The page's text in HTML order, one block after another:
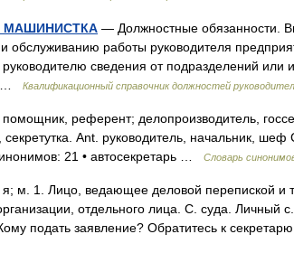
МАШИНИСТКА — Должностные обязанности.
обслуживанию работы руководителя
сведения от подразделений или
…
Квалификационный справочник должностей
референт; делопроизводитель,
секретутка. Ant. руководитель, начальник,
21 • автосекретарь …
Словарь
м. 1. Лицо, ведающее деловой перепиской и
отдельного лица. С. суда. Личный
подать заявление? Обратитесь к